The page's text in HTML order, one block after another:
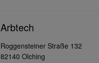
Arbtech
Roggensteiner Straße 132
82140 Olching